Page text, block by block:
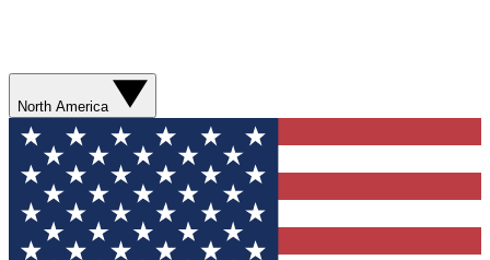
North America